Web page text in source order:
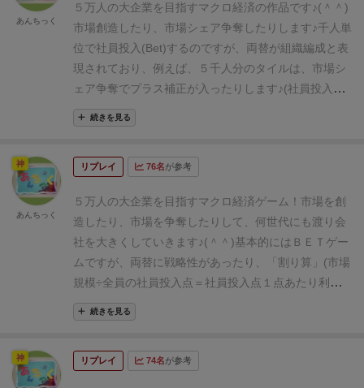
ば、どんな作風なのか分かるかと♪(＾＾；) 市場に社員
マーカー(１点＝１千人)を同時投入(Bet)していき、 市
場争奪を行います♪ なお、１、２、５、１０点の社員マ
ーカーがありますが、 ５、１０点は組織編制されてい
るとして
組織行動＋１、＋３点のプラス補正がありま
す♪ ただし、融通が利かないので、相手に読まれやすく
っています♪(＾＾)市場シェア争奪は「割り算」で行い
ます！＼(＾＾；)ここがなぜ「割り算」なのか？
りにくいという方も多いと思うので、ちょっとイメー
ジをじっくり説明したいと思います♪(＾＾)まず「宇宙
太陽光発電」の市場カードがあったとして、 市場カー
ドの所有者(市場リーダー)はA社(プレイヤーAの事)で
す♪市場規模は３０であり、 これは次世代の社員を３０
点(３万人)分、雇える利益を生み出します。
を２億円で計算すると…６兆円ですかね♪)
ｄ(＾＾；)
次に社員投入ですが、
５万人の大企業を目指すマクロ経済の作品です♪(＾＾)
市場創造したり、市場シェア争奪したりします♪千人単
位で社員投入(Bet)するのですが、 両替が組織編成と表
現されており、 例えば、５千人分のタイルは、 市場シ
ェア争奪でプラス補正が入ったりします♪(社員投入の
微調整は出来なくなりますが♪)
Bet作品です♪)
分でマクロ経済を楽しむと良いです♪ｄ(＾＾)
続きを見る
あんちっく
リプレイ 76名が参考
５万人の大企業を目指すマクロ経済ゲーム！ 市場を創
造したり、市場を争奪したりして、 何世代にも渡り会
社を大きくしていきます♪(＾＾)基本的にはＢＥＴゲー
ムですが、 両替に戦略性があったり、 「割り算」 (市場
規模÷全員の社員投入点 ＝社員投入点１点あたり利
益…ニッチャーボーナス)
争奪する感じ！)
人プレイ)
今回はひたすらニッチャーボーナス(割り算
続きを見る
神
あんちっく
リプレイ 74名が参考
神